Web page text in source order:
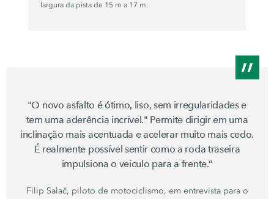
largura da pista de 15 m a 17 m.
"O novo asfalto é ótimo, liso, sem irregularidades e
tem uma aderência incrível." Permite dirigir em uma
inclinação mais acentuada e acelerar muito mais cedo.
É realmente possível sentir como a roda traseira
impulsiona o veículo para a frente.”
Filip Salač, piloto de motociclismo, em entrevista para o